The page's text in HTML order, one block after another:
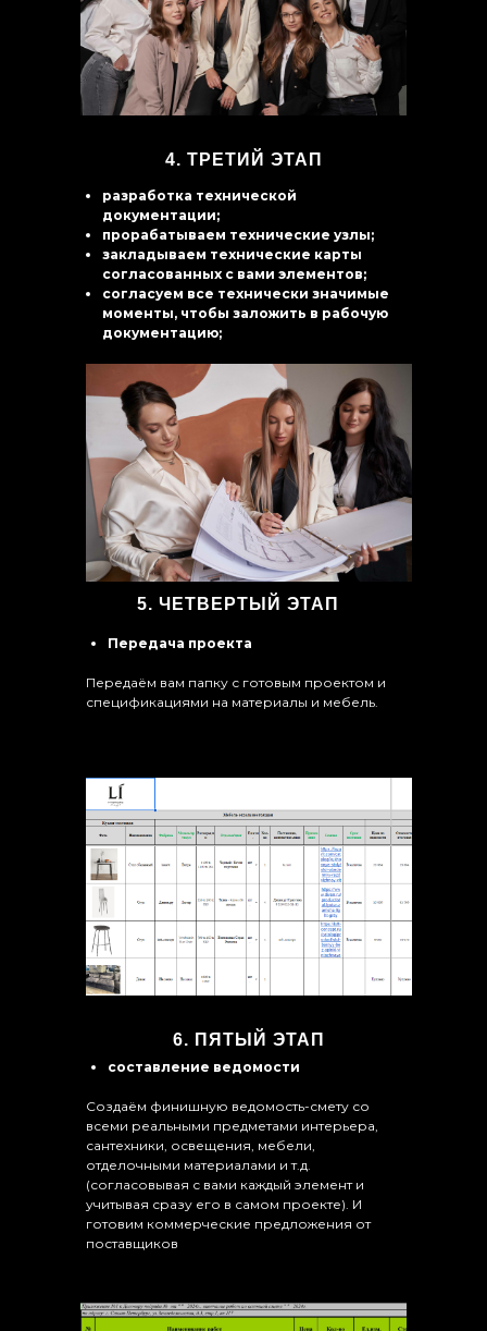
4. ТРЕТИЙ ЭТАП
разработка технической
документации;
прорабатываем технические узлы;
закладываем технические карты
согласованных с вами элементов;
согласуем все технически значимые
моменты, чтобы заложить в рабочую
документацию;
5. ЧЕТВЕРТЫЙ ЭТАП
составление ведомости
Создаём финишную ведомость-смету со
всеми реальными предметами интерьера,
сантехники, освещения, мебели,
отделочными материалами и т.д.
(согласовывая с вами каждый элемент и
учитывая сразу его в самом проекте). И
готовим коммерческие предложения от
поставщиков
6. ПЯТЫЙ ЭТАП
Передача проекта
Передаём вам папку с готовым проектом и
спецификациями на материалы и мебель.